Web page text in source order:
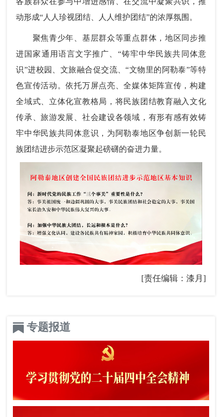
动形成“人人珍视团结、人人维护团结”的浓厚氛围。
聚焦青少年、基层群众等重点群体，地区同步推
进国家通用语言文字推广、“铸牢中华民族共同体意
识”进校园、文旅融合促交流、“文物里的阿勒泰”等特
色宣传活动。依托万屏点亮、全媒体矩阵宣传，构建
全域式、立体化宣教格局，将民族团结教育融入文化
传承、旅游发展、社会建设各领域，有形有感有效铸
牢中华民族共同体意识，为阿勒泰地区争创新一轮民
族团结进步示范区凝聚起磅礴的奋进力量。
[责任编辑：漆月]
专题报道